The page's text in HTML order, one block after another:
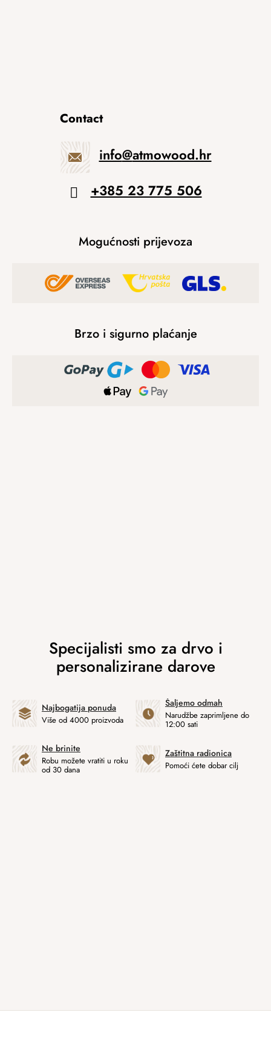
Contact
info@atmowood.hr
+385 23 775 506
Mogućnosti prijevoza
Brzo i sigurno plaćanje
Najbogatija ponuda
Više od 4000 proizvoda
Šaljemo odmah
Narudžbe zaprimljene do
12:00 sati
Ne brinite
Robu možete vratiti u roku
od 30 dana
Zaštitna radionica
Pomoći ćete dobar cilj